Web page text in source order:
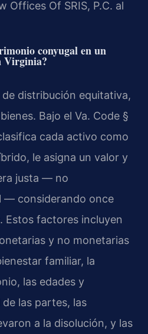
Offices Of SRIS, P.C. al
conyugal en un
Virginia?
distribución equitativa,
Bajo el Va. Code §
cada activo como
le asigna un valor y
justa — no
— considerando once
factores incluyen
y no monetarias
familiar, la
las edades y
las partes, las
a la disolución, y las